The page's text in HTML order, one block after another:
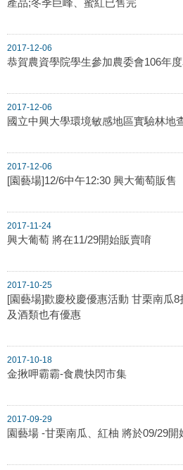
2017-12-06
恭賀農資學院學生參加農委會106年
2017-12-06
國立中興大學環境敏感地區實驗林地
2017-12-06
[園藝場]12/6中午12:30 興大葡萄販售
2017-11-24
興大葡萄 將在11/29開始販賣唷
2017-10-25
[園藝場]歡慶校慶優惠活動 甘栗南瓜
及酒類也有優惠
2017-10-18
金揪呷霸霸-食農快閃市集
2017-09-29
園藝場 -甘栗南瓜、紅柚 將於09/29開